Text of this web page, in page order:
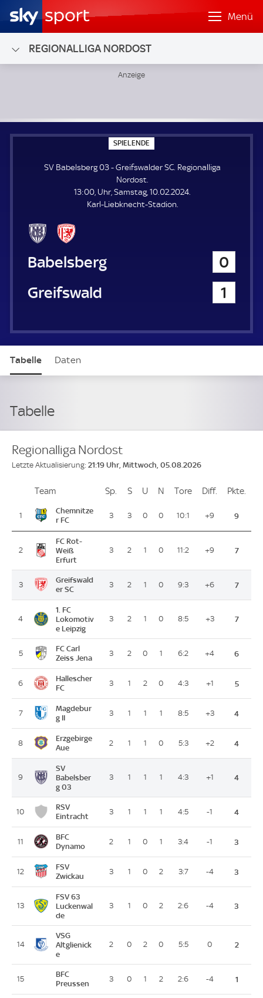
Menü
REGIONALLIGA NORDOST
SPIELENDE
P
E
N
D
E
SV Babelsberg 03 - Greifswalder SC. Regionalliga
Nordost.
13:00, Uhr, Samstag, 10.02.2024.
Karl-Liebknecht-Stadion.
SV Babelsberg 03
0
Greifswalder SC
1
Tabelle Daten
Tabelle
Regionalliga Nordost
Letzte Aktualisierung: 21:19 Uhr, Mittwoch, 05.08.2026
PlatzTeam Sp. Spiele
SSiege
U Unentschieden
N Niederlagen
Tore ToreDiff. Differenz
Pkte.
1
Chemnitze
r FC
3 3 0 0 10:1 +9 9
2
FC Rot-
Weiß
Erfurt
3 2 1 0 11:2 +9 7
3
Greifswald
er SC
3 2 1 0 9:3 +6 7
4
1. FC
Lokomotiv
e Leipzig
3 2 1 0 8:5 +3 7
5
FC Carl
Zeiss Jena
3 2 0 1 6:2 +4 6
6
Hallescher
FC
3 1 2 0 4:3 +1 5
7
Magdebur
g II
3 1 1 1 8:5 +3 4
8
Erzgebirge
Aue
2 1 1 0 5:3 +2 4
9
SV
Babelsber
g 03
3 1 1 1 4:3 +1 4
10
RSV
Eintracht
3 1 1 1 4:5 -1 4
11
BFC
Dynamo
2 1 0 1 3:4 -1 3
12
FSV
Zwickau
3 1 0 2 3:7 -4 3
13
FSV 63
Luckenwal
de
3 1 0 2 2:6 -4 3
14
VSG
Altglienick
e
2 0 2 0 5:5 0 2
15
BFC
Preussen
3 0 1 2 2:6 -4 1